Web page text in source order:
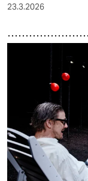
23.3.2026